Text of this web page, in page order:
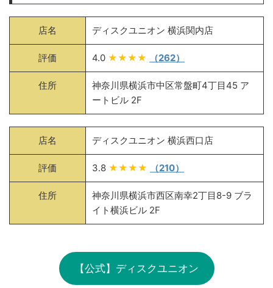
店名 ディスクユニオン 横浜関内店
評価 4.0 ★★★★ （262）
住所
神奈川県横浜市中区常盤町4丁目45 ア
ートビル 2F
店名 ディスクユニオン 横浜西口店
評価 3.8 ★★★★ （210）
住所
神奈川県横浜市西区南幸2丁目8-9 ブラ
イト横浜ビル 2F
【公式】ディスクユニオン